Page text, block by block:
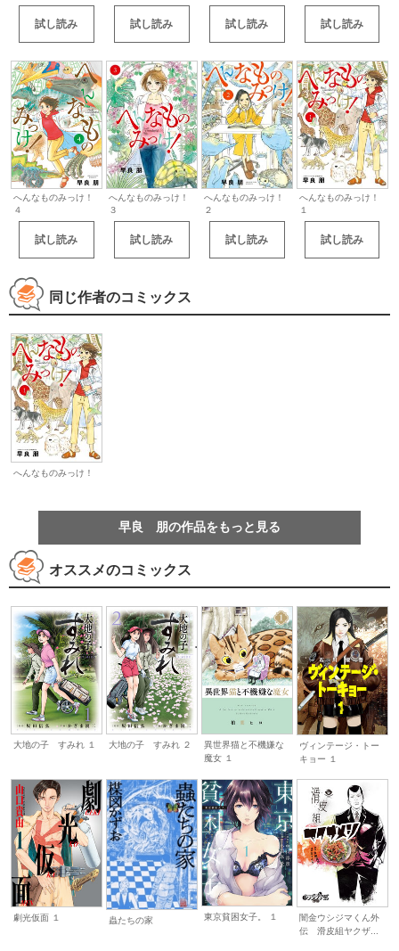
試し読み 試し読み 試し読み 試し読み
へんなものみっけ！
４
試し読み
へんなものみっけ！
３
試し読み
へんなものみっけ！
２
試し読み
へんなものみっけ！
１
試し読み
同じ作者のコミックス
へんなものみっけ！
早良 朋の作品をもっと見る
オススメのコミックス
大地の子 すみれ １ 大地の子 すみれ ２
異世界猫と不機嫌な
魔女 １
ヴィンテージ・トー
キョー １
劇光仮面 １ 蟲たちの家 東京貧困女子。 １
闇金ウシジマくん外
伝 滑皮組ヤクザ...